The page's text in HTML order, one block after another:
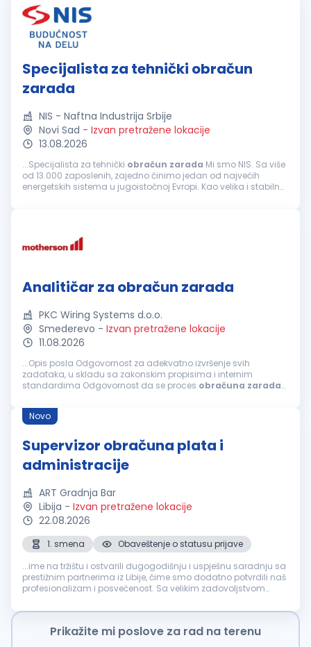
Specijalista za tehnički obračun
zarada
NIS - Naftna Industrija Srbije
Novi Sad - Izvan pretražene lokacije
13.08.2026
...Specijalista za tehnički obračun zarada
od 13.000 zaposlenih, zajedno činimo jedan od najvećih
energetskih sistema u jugoistočnoj Evropi. Kao velika i stabilna
Analitičar za obračun zarada
PKC Wiring Systems d.o.o.
Smederevo - Izvan pretražene lokacije
11.08.2026
...Opis posla Odgovornost za adekvatno izvršenje svih
zadataka, u skladu sa zakonskim propisima i internim
standardima Odgovornost da se proces obračuna zarada
standardima, tačno i na vreme...
Novo
Supervizor obračuna plata i
administracije
ART Gradnja Bar
Libija - Izvan pretražene lokacije
22.08.2026
1. smena
Obaveštenje o statusu prijave
...ime na tržištu i ostvarili dugogodišnju i uspješnu saradnju sa
prestižnim partnerima iz Libije, čime smo dodatno potvrdili naš
profesionalizam i posvećenost. Sa velikim zadovoljstvom
plata...
Prikažite mi poslove za rad na terenu